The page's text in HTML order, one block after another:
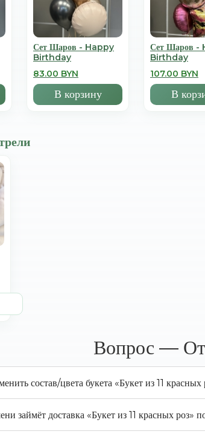
Сет Шаров - Happy
Birthday
83.00 BYN
В корзину
Сет Шаров -
Birthday
107.00 BYN
В
Вопрос —
состав/цвета букета «Букет из 11 красных
займёт доставка «Букет из 11 красных роз»